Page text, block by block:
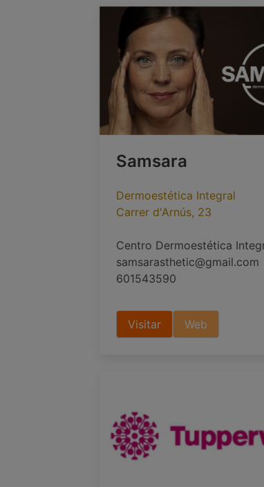
Samsara
Dermoestética Integral
Carrer d'Arnús, 23
Centro Dermoestética
samsarasthetic@gmail.com
601543590
Visitar Web